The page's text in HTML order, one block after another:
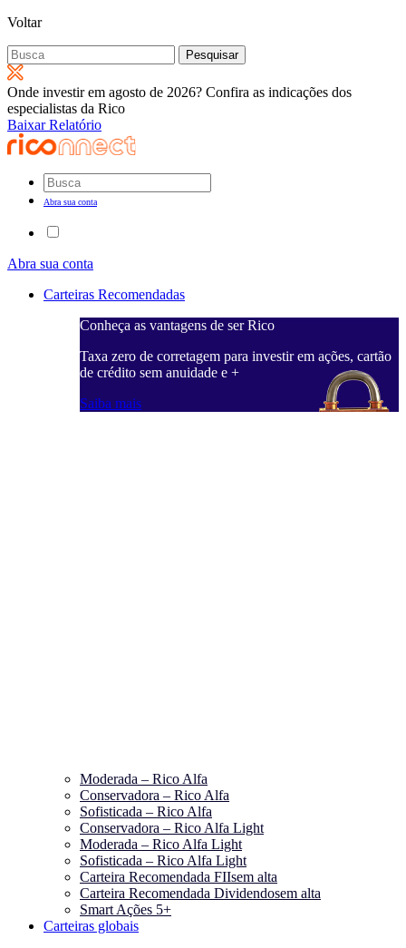
Voltar
Pesquisar
por:
Onde investir em agosto de 2026? Confira as indicações dos
especialistas da Rico
Baixar Relatório
Abra sua conta
Abra sua conta
Carteiras Recomendadas
Conheça as vantagens de ser Rico
Taxa zero de corretagem para investir em ações, cartão
de crédito sem anuidade e +
Saiba mais
Moderada – Rico Alfa
Conservadora – Rico Alfa
Sofisticada – Rico Alfa
Conservadora – Rico Alfa Light
Moderada – Rico Alfa Light
Sofisticada – Rico Alfa Light
Carteira Recomendada FIIsem alta
Carteira Recomendada Dividendosem alta
Smart Ações 5+
Carteiras globais